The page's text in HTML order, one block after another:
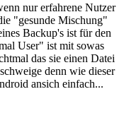
nur erfahrene Nutzer
"gesunde Mischung"
Backup's ist für den
User" ist mit sowas
das sie einen Datei
denn wie dieser
ansich einfach...